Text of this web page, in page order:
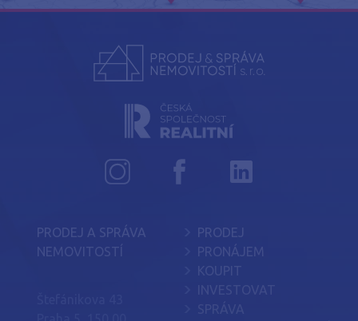
PRODEJ A SPRÁVA
NEMOVITOSTÍ
PRODEJ
PRONÁJEM
KOUPIT
INVESTOVAT